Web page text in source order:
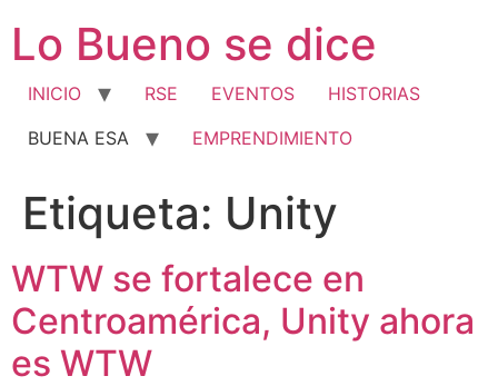
contenido
Lo Bueno se dice
INICIO RSE EVENTOS
HISTORIAS
BUENA ESA
EMPRENDIMIENTO
Etiqueta: Unity
WTW se fortalece en
Centroamérica, Unity ahora
es WTW